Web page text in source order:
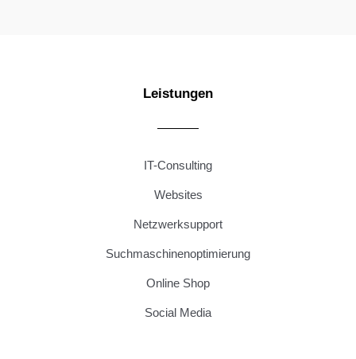
Leistungen
IT-Consulting
Websites
Netzwerksupport
Suchmaschinenoptimierung
Online Shop
Social Media